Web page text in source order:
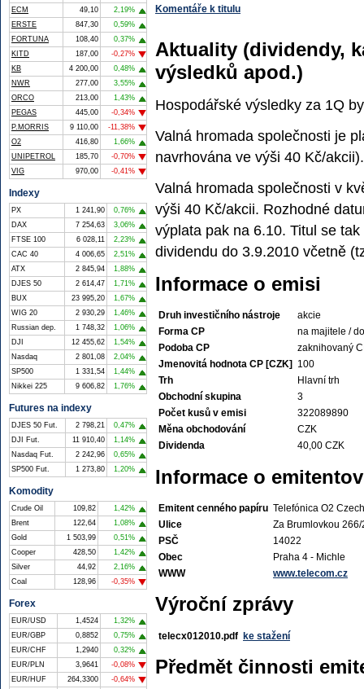
Komentáře k titulu
Aktuality (dividendy,
výsledků apod.)
Hospodářské výsledky za 1Q
Valná hromada společnosti je
navrhována ve výši 40 Kč/akcii).
Valná hromada společnosti v
výši 40 Kč/akcii. Rozhodné
výplata pak na 6.10. Titul se
dividendu do 3.9.2010 včetně
Informace o emisi
Druh investičního nástroje
akcie
Forma CP
na majitele /
Podoba CP
zaknihovaný
Jmenovitá hodnota CP [CZK]
100
Trh
Hlavní trh
Obchodní skupina
3
Počet kusů v emisi
322089890
Měna obchodování
CZK
Dividenda
40,00 CZK
Informace o
Emitent cenného papíru Telefónica O2
Ulice
Za Brumlovkou 266/
PSČ
14022
Obec
Praha 4 - Michle
WWW
www.telecom.cz
Výroční zprávy
telecx012010.pdf ke stažení
Předmět činnosti
ECM
49,10
2,19%
ERSTE
847,30
0,59%
FORTUNA
108,40
0,37%
KITD
187,00
-0,27%
KB
4 200,00
0,48%
NWR
277,00
3,55%
ORCO
213,00
1,43%
PEGAS
445,00
-0,34%
P.MORRIS
9 110,00
-11,38%
O2
416,80
1,66%
UNIPETROL
185,70
-0,70%
VIG
970,00 -0,41%
Indexy
PX 1 241,90
0,76%
DAX
7 254,63
3,06%
FTSE 100
6 028,11
2,23%
CAC 40
4 006,65
2,51%
ATX
2 845,94
1,88%
DJES 50
2 614,47
1,71%
BUX
23 995,20
1,67%
WIG 20
2 930,29
1,46%
Russian dep.
1 748,32
1,06%
DJI
12 455,62
1,54%
Nasdaq
2 801,08
2,04%
SP500
1 331,54
1,44%
Nikkei 225
9 606,82 1,76%
Futures na indexy
DJES 50 Fut. 2 798,21
0,47%
DJI Fut.
11 910,40
1,14%
Nasdaq Fut.
2 242,96
0,65%
SP500 Fut.
1 273,80 1,20%
Komodity
Crude Oil 109,82
1,42%
Brent
122,64
1,08%
Gold
1 503,99
0,51%
Cooper
428,50
1,42%
Silver
44,92
2,16%
Coal
128,96 -0,35%
Forex
EUR/USD 1,4524
1,32%
EUR/GBP
0,8852
0,75%
EUR/CHF
1,2940
0,32%
EUR/PLN
3,9641
-0,08%
EUR/HUF
264,3300
-0,64%